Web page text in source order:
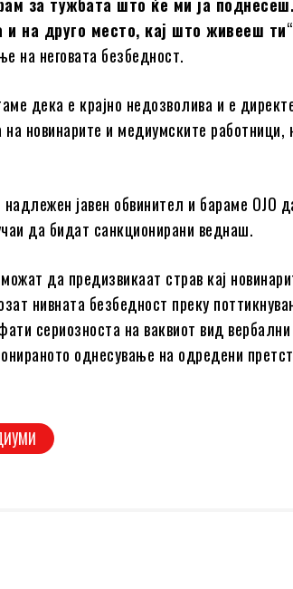
за тужбата што ќе ми ја
и на друго место, кај што живееш ти
на неговата безбедност.
дека е крајно недозволива и е
новинарите и медиумските работници,
надлежен јавен обвинител и бараме ОЈО
да бидат санкционирани веднаш.
да предизвикаат страв кај
нивната безбедност преку
сериозноста на ваквиот вид
однесување на одредени